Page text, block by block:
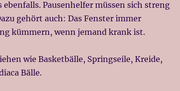
Pausenhelfer müssen sich streng
gehört auch: Das Fenster immer
kümmern, wenn jemand krank ist.
wie Basketbälle, Springseile, Kreide,
Bälle.